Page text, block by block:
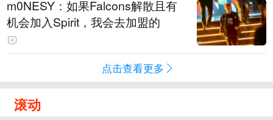
m0NESY：如果Falcons解散且有
机会加入Spirit，我会去加盟的
点击查看更多
滚动